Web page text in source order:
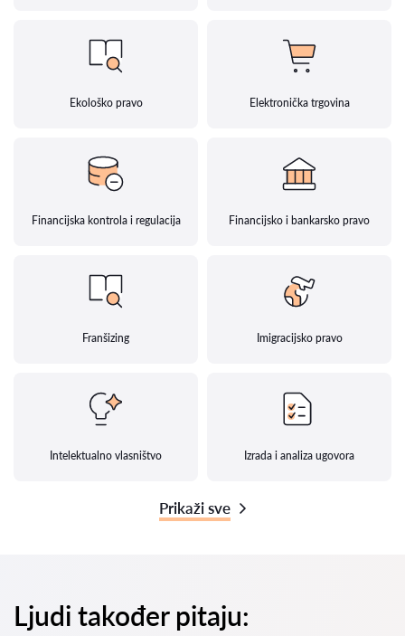
Ekološko pravo Elektronička trgovina
Financijska kontrola i regulacija Financijsko i bankarsko pravo
Franšizing Imigracijsko pravo
Intelektualno vlasništvo Izrada i analiza ugovora
Prikaži sve
Ljudi također pitaju: